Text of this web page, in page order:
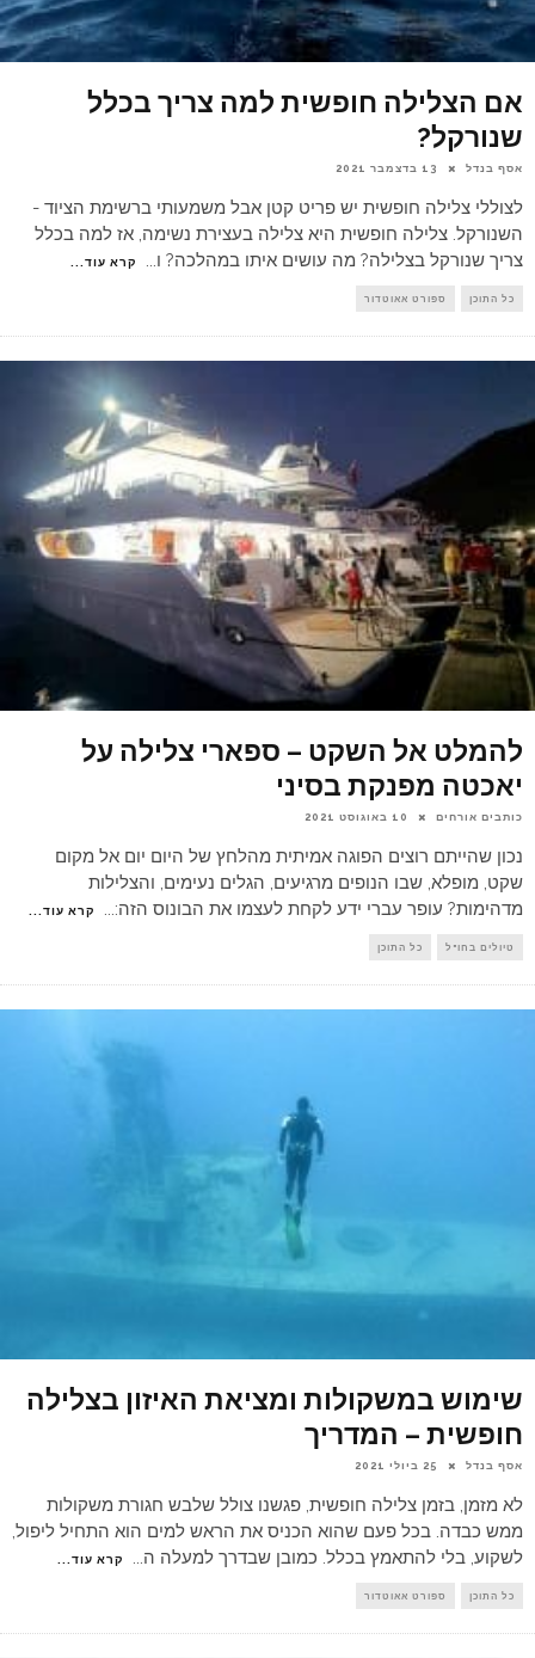
אם הצלילה חופשית למה צריך בכלל
שנורקל?
אסף בנדל 13 בדצמבר 2021
לצוללי צלילה חופשית יש פריט קטן אבל משמעותי ברשימת הציוד -
השנורקל. צלילה חופשית היא צלילה בעצירת נשימה, אז למה בכלל
צריך שנורקל בצלילה? מה עושים איתו במהלכה? ו... קרא עוד...
כל התוכן ספורט אאוטדור
להמלט אל השקט – ספארי צלילה על
יאכטה מפנקת בסיני
כותבים אורחים 10 באוגוסט 2021
נכון שהייתם רוצים הפוגה אמיתית מהלחץ של היום יום אל מקום
שקט, מופלא, שבו הנופים מרגיעים, הגלים נעימים, והצלילות
מדהימות? עופר עברי ידע לקחת לעצמו את הבונוס הזה:... קרא עוד...
טיולים בחו"ל כל התוכן
שימוש במשקולות ומציאת האיזון בצלילה
חופשית – המדריך
אסף בנדל 25 ביולי 2021
לא מזמן, בזמן צלילה חופשית, פגשנו צולל שלבש חגורת משקולות
ממש כבדה. בכל פעם שהוא הכניס את הראש למים הוא התחיל ליפול,
לשקוע, בלי להתאמץ בכלל. כמובן שבדרך למעלה ה... קרא עוד...
כל התוכן ספורט אאוטדור